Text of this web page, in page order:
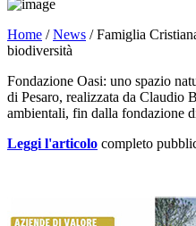
Home /News / Famiglia
biodiversità
Fondazione Oasi: uno spazio
di Pesaro, realizzata da Claudio
ambientali, fin dalla fondazione
Leggi l'articolo completo